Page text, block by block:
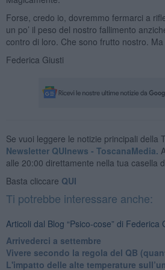
Forse, credo io, dovremmo fermarci a
un po’ il peso del nostro fallimento
contro di loro. Che sono frutto nostro. Ma
Federica Giusti
Se vuoi leggere le notizie principali della
Newsletter QUInews - ToscanaMedia.
alle 20:00 direttamente nella tua casella
Basta cliccare QUI
Ti potrebbe interessare anche:
Articoli dal Blog “Psico-cose” di Federica
​Arrivederci a settembre
​Vivere secondo la regola del QB
​L'impatto delle alte temperature